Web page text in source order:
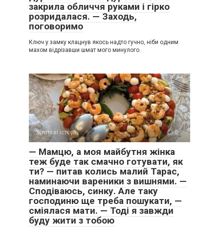
закрила обличчя руками і гірко
розридалася. — Заходь,
поговоримо
Ключ у замку клацнув якось надто гучно, ніби одним
махом відрізавши шмат мого минулого.
Життєві історії 0
— Мамцю, а моя майбутня жінка
теж буде так смачно готувати, як
ти? — питав колись малий Тарас,
наминаючи вареники з вишнями. —
Сподіваюсь, синку. Але таку
господиню ще треба пошукати, —
сміялася мати. — Тоді я завжди
буду жити з тобою